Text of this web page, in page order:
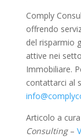
Comply
offrendo
del risparmio
attive nei
Immobiliare.
contattarci al
Articolo a cura
Consulting–